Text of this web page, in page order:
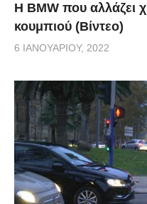
Η BMW που αλλάζει
κουμπιού (Βίντεο)
6 ΙΑΝΟΥΑΡΊΟΥ, 2022